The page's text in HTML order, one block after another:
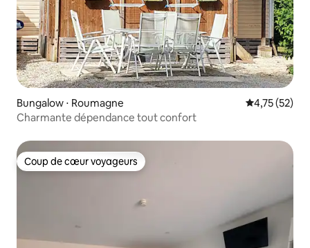
Bungalow ⋅ Roumagne Évaluation
4,75 (52)
Charmante dépendance tout confort
Coup de cœur voyageurs
Coup de cœur voyageurs